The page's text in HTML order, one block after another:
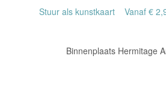
Stuur als kunstkaart Vanaf €
Binnenplaats Hermitage